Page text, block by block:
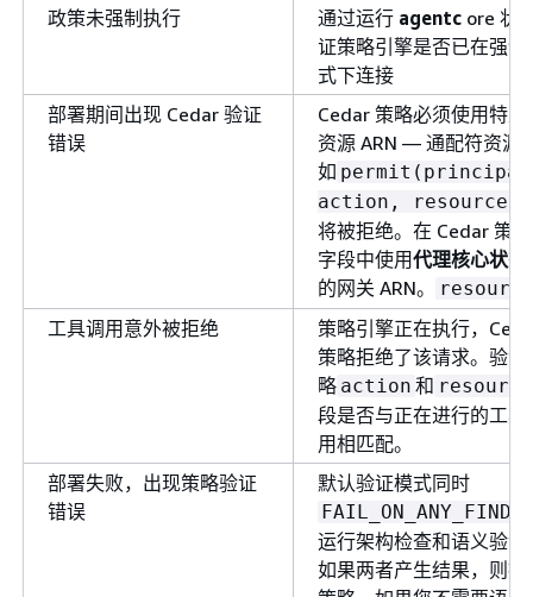
政策未强制执行
通过运行 agentc ore 状
证策略引擎是否已在强制
式下连接
部署期间出现 Cedar 验证
错误
Cedar 策略必须使用特定
资源 ARN — 通配符资源
如
action, resource);
将被拒绝。在 Cedar 策
字段中使用代理核心状态
的网关 ARN。
resource
工具调用意外被拒绝
策略引擎正在执行，
策略拒绝了该请求。验证
略 action 和 resource
段是否与正在进行的工具
用相匹配。
部署失败，出现策略验证
错误
默认验证模式同时
运行架构检查和语义验证
如果两者产生结果，则拒